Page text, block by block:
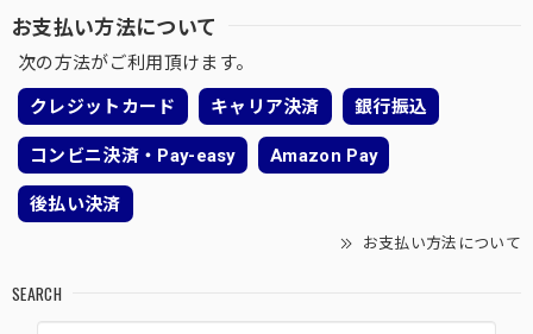
お支払い方法について
次の方法がご利用頂けます。
クレジットカード キャリア決済 銀行振込
コンビニ決済・Pay-easy Amazon Pay
後払い決済
お支払い方法について
SEARCH